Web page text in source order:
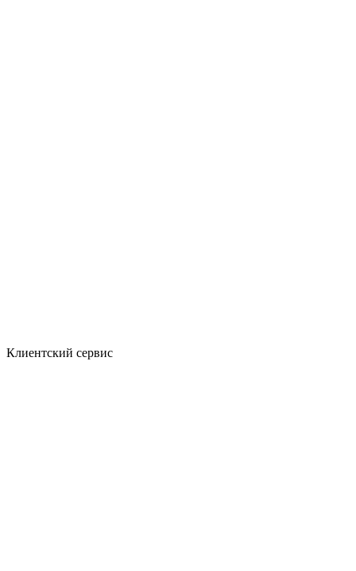
Клиентский сервис